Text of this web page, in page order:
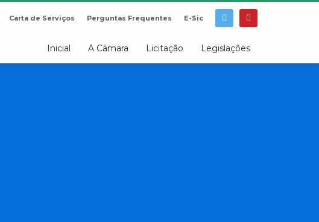
Carta de Serviços Perguntas Frequentes E-Sic
Inicial A Câmara Licitação Legislações